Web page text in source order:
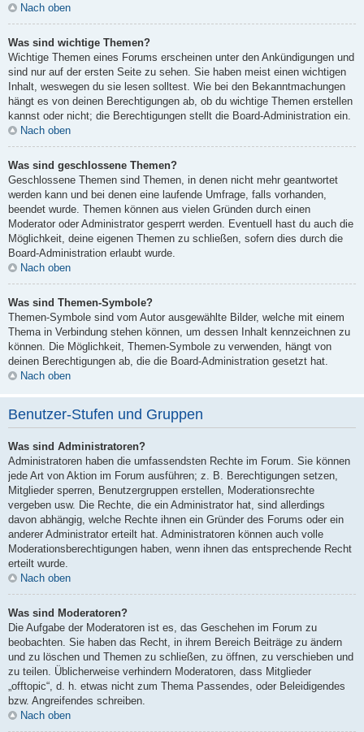
Nach oben
Was sind wichtige Themen?
Wichtige Themen eines Forums erscheinen unter den Ankündigungen und
sind nur auf der ersten Seite zu sehen. Sie haben meist einen wichtigen
Inhalt, weswegen du sie lesen solltest. Wie bei den Bekanntmachungen
hängt es von deinen Berechtigungen ab, ob du wichtige Themen erstellen
kannst oder nicht; die Berechtigungen stellt die Board-Administration ein.
Nach oben
Was sind geschlossene Themen?
Geschlossene Themen sind Themen, in denen nicht mehr geantwortet
werden kann und bei denen eine laufende Umfrage, falls vorhanden,
beendet wurde. Themen können aus vielen Gründen durch einen
Moderator oder Administrator gesperrt werden. Eventuell hast du auch die
Möglichkeit, deine eigenen Themen zu schließen, sofern dies durch die
Board-Administration erlaubt wurde.
Nach oben
Was sind Themen-Symbole?
Themen-Symbole sind vom Autor ausgewählte Bilder, welche mit einem
Thema in Verbindung stehen können, um dessen Inhalt kennzeichnen zu
können. Die Möglichkeit, Themen-Symbole zu verwenden, hängt von
deinen Berechtigungen ab, die die Board-Administration gesetzt hat.
Nach oben
Benutzer-Stufen und Gruppen
Was sind Administratoren?
Administratoren haben die umfassendsten Rechte im Forum. Sie können
jede Art von Aktion im Forum ausführen; z. B. Berechtigungen setzen,
Mitglieder sperren, Benutzergruppen erstellen, Moderationsrechte
vergeben usw. Die Rechte, die ein Administrator hat, sind allerdings
davon abhängig, welche Rechte ihnen ein Gründer des Forums oder ein
anderer Administrator erteilt hat. Administratoren können auch volle
Moderationsberechtigungen haben, wenn ihnen das entsprechende Recht
erteilt wurde.
Nach oben
Was sind Moderatoren?
Die Aufgabe der Moderatoren ist es, das Geschehen im Forum zu
beobachten. Sie haben das Recht, in ihrem Bereich Beiträge zu ändern
und zu löschen und Themen zu schließen, zu öffnen, zu verschieben und
zu teilen. Üblicherweise verhindern Moderatoren, dass Mitglieder
„offtopic“, d. h. etwas nicht zum Thema Passendes, oder Beleidigendes
bzw. Angreifendes schreiben.
Nach oben